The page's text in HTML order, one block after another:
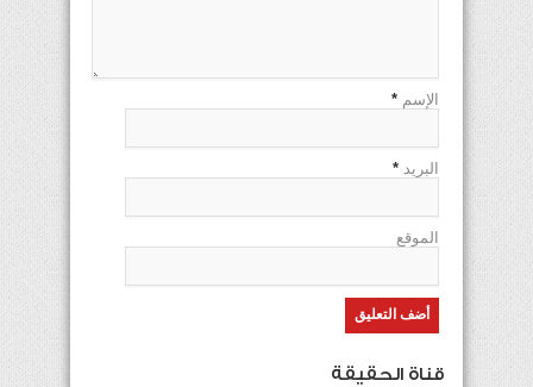
الإسم *
البريد *
الموقع
قناة الحقيقة